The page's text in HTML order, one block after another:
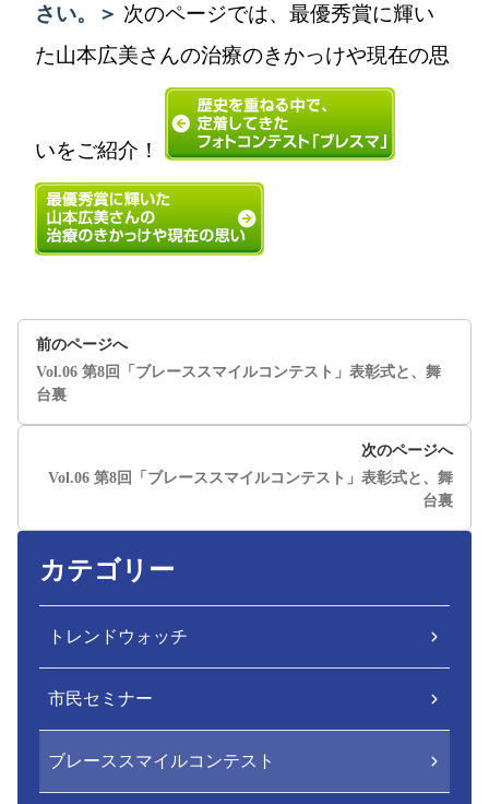
さい。＞ 次のページでは、最優秀賞に輝い
た山本広美さんの治療のきかっけや現在の思
いをご紹介！
前のページへ
Vol.06 第8回「ブレーススマイルコンテスト」表彰式と、舞
台裏
次のページへ
Vol.06 第8回「ブレーススマイルコンテスト」表彰式と、舞
台裏
カテゴリー
トレンドウォッチ
市民セミナー
ブレーススマイルコンテスト